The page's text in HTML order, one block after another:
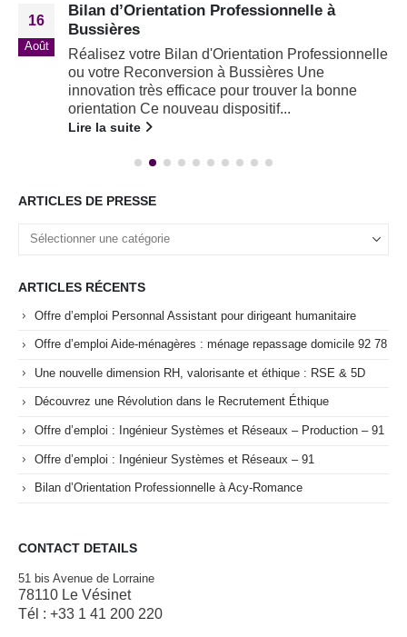
16
Août
Bilan d’Orientation Professionnelle à
Bussières
Réalisez votre Bilan d'Orientation Professionnelle
ou votre Reconversion à Bussières Une
innovation très efficace pour trouver la bonne
orientation Ce nouveau dispositif...
Lire la suite
ARTICLES DE PRESSE
ARTICLES RÉCENTS
Offre d’emploi Personnal Assistant pour dirigeant humanitaire
Offre d’emploi Aide-ménagères : ménage repassage domicile 92 78
Une nouvelle dimension RH, valorisante et éthique : RSE & 5D
Découvrez une Révolution dans le Recrutement Éthique
Offre d’emploi : Ingénieur Systèmes et Réseaux – Production – 91
Offre d’emploi : Ingénieur Systèmes et Réseaux – 91
Bilan d’Orientation Professionnelle à Acy-Romance
CONTACT DETAILS
51 bis Avenue de Lorraine
78110 Le Vésinet
Tél : +33 1 41 200 220